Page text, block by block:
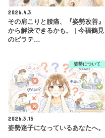
2026.4.3
その肩こりと腰痛、『姿勢改善』
から解決できるかも。 | 今福鶴見
のピラテ…
姿勢について
2026.3.15
姿勢迷子になっているあなたへ。